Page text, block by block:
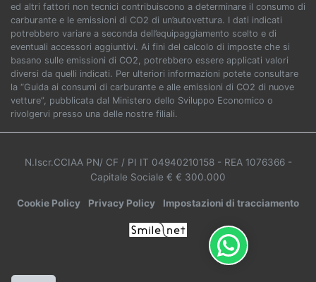
ed altri fattori non tecnici contribuiscono a determinare il consumo di
carburante e le emissioni di CO2 di un’autovettura. I dati indicati
potrebbero variare a seconda dell’equipaggiamento scelto e di
eventuali accessori aggiuntivi. Ai fini del calcolo di imposte che si
basano sulle emissioni di CO2, potrebbero essere applicati valori
diversi da quelli indicati. Per ulteriori informazioni potete consultare
la “Guida ai consumi di carburante e alle emissioni di CO2 di nuove
vetture”, pubblicata dal Ministero dello Sviluppo Economico o
rivolgervi presso una delle nostre filiali.
N.Iscr.CCIAA PN/ CF / PI IT 04940210158 - REA 1076366 -
Capitale Sociale € € 300.000
Cookie Policy Privacy Policy Impostazioni di tracciamento